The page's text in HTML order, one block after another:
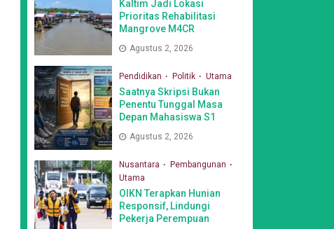
Kaltim Jadi Lokasi
Prioritas Rehabilitasi
Mangrove M4CR
Agustus 2, 2026
Pendidikan Politik Utama
Saatnya Skripsi Bukan
Penentu Tunggal Masa
Depan Mahasiswa S1
Agustus 2, 2026
Nusantara
Pembangunan
Utama
OIKN Terapkan Hunian
Responsif, Lindungi
Pekerja Perempuan